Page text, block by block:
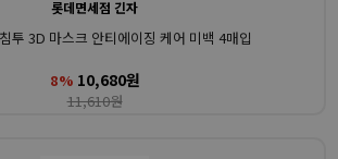
롯데면세점 긴자
투 3D 마스크 안티에이징 케어 미백 4매입
8% 10,680원
11,610원